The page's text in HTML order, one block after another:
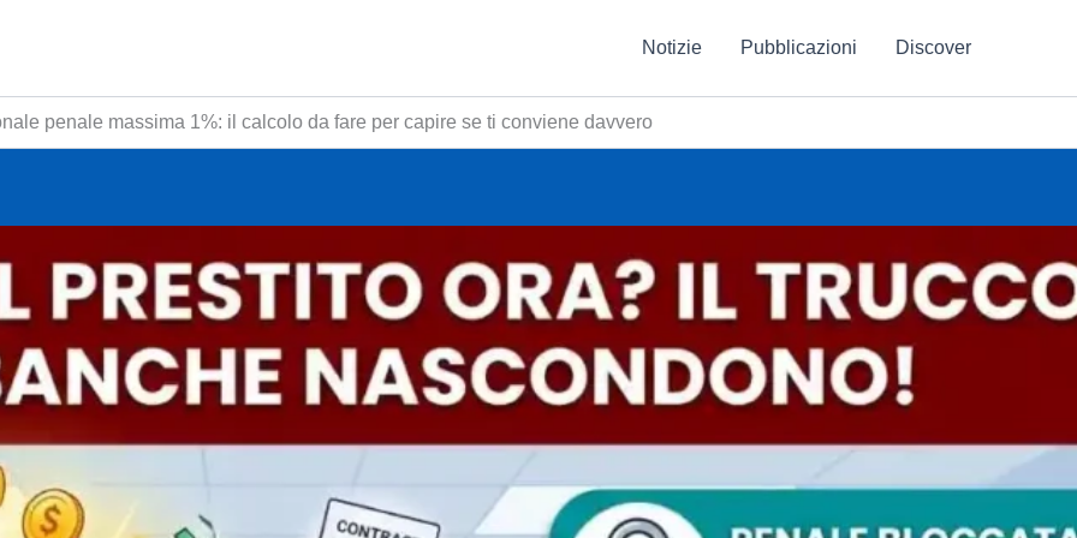
Notizie Pubblicazioni Discover
penale massima 1%: il calcolo da fare per capire se ti conviene davvero